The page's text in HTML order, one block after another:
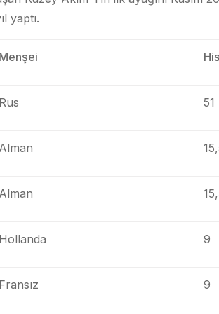
yaptı.
Menşei
Rus 51
Alman
Alman
Hollanda 9
Fransız 9